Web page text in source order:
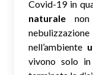
Covid-19 in
naturale non
nell’ambiente
vivono solo